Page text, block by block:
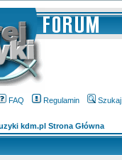
FAQ Regulamin Szukaj
kdm.pl Strona Główna